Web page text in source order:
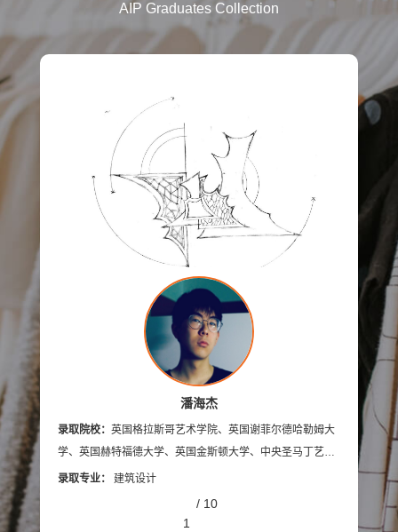
英国金斯顿大学
英国曼彻斯特城市大学
伦敦雷文斯本大学 诺森比亚大学
伦敦布鲁内尔大学 英国邓迪大学
英国AA建筑联盟学院 马兰戈尼学院（伦敦校区）
英国德蒙福特大学 坎伯韦尔艺术学院
中央圣马丁艺术与设计学院 伦敦传媒学院
切尔西艺术与设计学院 温布尔登艺术学院
英国伦敦时装学院
AIP Graduates Collection
潘海杰
录取院校： 英国格拉斯哥艺术学院、英国谢菲尔德哈勒姆大
学、英国赫特福德大学、英国金斯顿大学、中央圣马丁艺术
与设计学院
录取专业： 建筑设计
1
录取院
录取专
/ 10